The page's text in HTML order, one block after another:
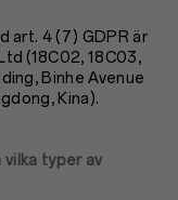
art. 4 (7) GDPR är
(18C02, 18C03,
Binhe Avenue
Kina).
vilka typer av